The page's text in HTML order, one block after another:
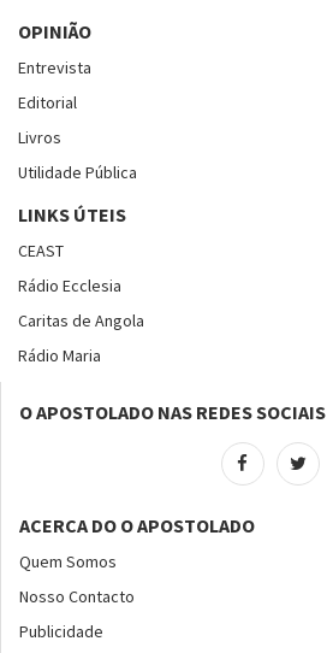
OPINIÃO
Entrevista
Editorial
Livros
Utilidade Pública
LINKS ÚTEIS
CEAST
Rádio Ecclesia
Caritas de Angola
Rádio Maria
O APOSTOLADO NAS REDES SOCIAIS
ACERCA DO O APOSTOLADO
Quem Somos
Nosso Contacto
Publicidade